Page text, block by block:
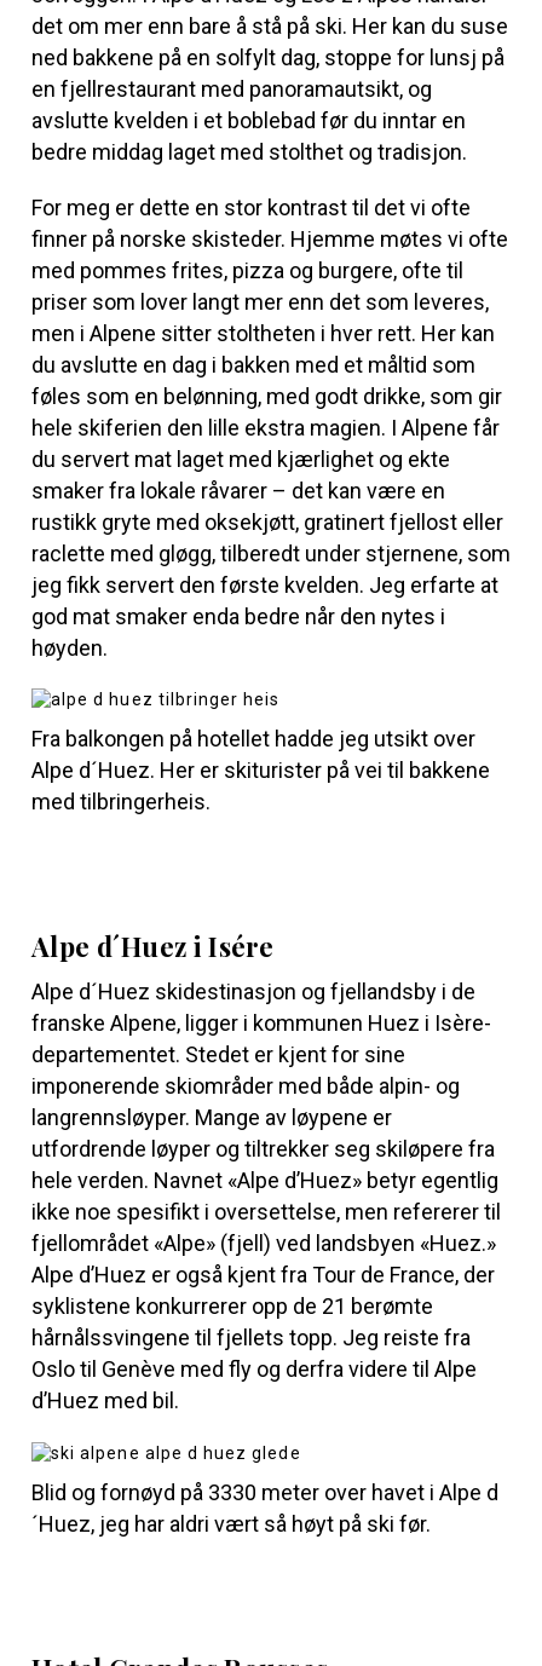
det om mer enn bare å stå på ski. Her kan du suse
ned bakkene på en solfylt dag, stoppe for lunsj på
en fjellrestaurant med panoramautsikt, og
avslutte kvelden i et boblebad før du inntar en
bedre middag laget med stolthet og tradisjon.
For meg er dette en stor kontrast til det vi ofte
finner på norske skisteder. Hjemme møtes vi ofte
med pommes frites, pizza og burgere, ofte til
priser som lover langt mer enn det som leveres,
men i Alpene sitter stoltheten i hver rett. Her kan
du avslutte en dag i bakken med et måltid som
føles som en belønning, med godt drikke, som gir
hele skiferien den lille ekstra magien. I Alpene får
du servert mat laget med kjærlighet og ekte
smaker fra lokale råvarer – det kan være en
rustikk gryte med oksekjøtt, gratinert fjellost eller
raclette med gløgg, tilberedt under stjernene, som
jeg fikk servert den første kvelden. Jeg erfarte at
god mat smaker enda bedre når den nytes i
høyden.
Fra balkongen på hotellet hadde jeg utsikt over
Alpe d´Huez. Her er skiturister på vei til bakkene
med tilbringerheis.
Alpe d´Huez i Isére
Alpe d´Huez skidestinasjon og fjellandsby i de
franske Alpene, ligger i kommunen Huez i Isère-
departementet. Stedet er kjent for sine
imponerende skiområder med både alpin- og
langrennsløyper. Mange av løypene er
utfordrende løyper og tiltrekker seg skiløpere fra
hele verden. Navnet «Alpe d’Huez» betyr egentlig
ikke noe spesifikt i oversettelse, men refererer til
fjellområdet «Alpe» (fjell) ved landsbyen «Huez.»
Alpe d’Huez er også kjent fra Tour de France, der
syklistene konkurrerer opp de 21 berømte
hårnålssvingene til fjellets topp. Jeg reiste fra
Oslo til Genève med fly og derfra videre til Alpe
d’Huez med bil.
Blid og fornøyd på 3330 meter over havet i Alpe d
´Huez, jeg har aldri vært så høyt på ski før.